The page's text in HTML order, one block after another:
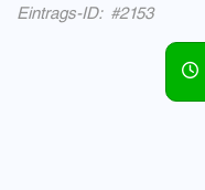
Eintrags-ID: #2153